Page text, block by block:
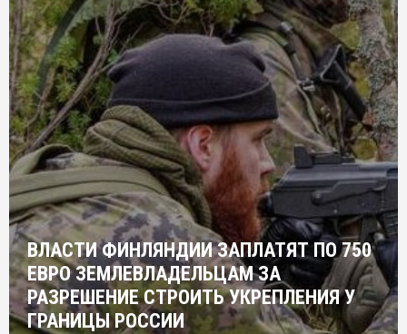
ВЛАСТИ ФИНЛЯНДИИ ЗАПЛАТЯТ ПО 750
ЕВРО ЗЕМЛЕВЛАДЕЛЬЦАМ ЗА
РАЗРЕШЕНИЕ СТРОИТЬ УКРЕПЛЕНИЯ У
ГРАНИЦЫ РОССИИ